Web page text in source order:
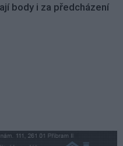
body i za předcházení